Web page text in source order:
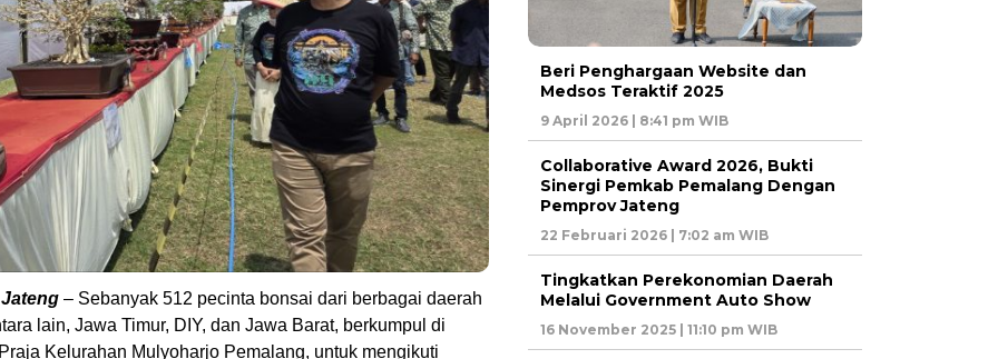
– Sebanyak 512 pecinta bonsai dari berbagai daerah
lain, Jawa Timur, DIY, dan Jawa Barat, berkumpul di
Kelurahan Mulyoharjo Pemalang, untuk mengikuti
Beri Penghargaan Website dan
Medsos Teraktif 2025
9 April 2026 | 8:41 pm WIB
Collaborative Award 2026, Bukti
Sinergi Pemkab Pemalang Dengan
Pemprov Jateng
22 Februari 2026 | 7:02 am WIB
Tingkatkan Perekonomian Daerah
Melalui Government Auto Show
16 November 2025 | 11:10 pm WIB